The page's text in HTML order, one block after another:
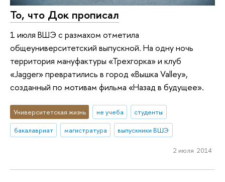
То, что Док прописал
1 июля ВШЭ с размахом отметила
общеуниверситетский выпускной. На одну ночь
территория мануфактуры «Трехгорка» и клуб
«Jagger» превратились в город «Вышка Valley»,
созданный по мотивам фильма «Назад в будущее».
Университетская жизнь не учеба
студенты
бакалавриат
магистратура выпускники ВШЭ
2 июля 2014